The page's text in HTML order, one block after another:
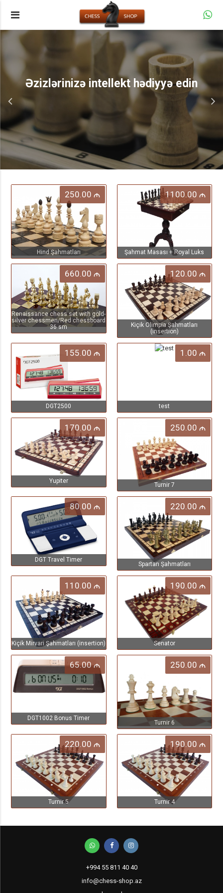
Əzizlərinizə intellekt hədiyyə edin
Hind Şahmatları
250.00 M
Şahmat Masası + Royal Luks
1100.00 M
Renaissance chess set with gold-
silver chessmen/Red chessboard
36 sm
660.00 M
Kiçik Olimpia Şahmatları
(insertion)
120.00 M
DGT2500
155.00 M
test
1.00 M
Yupiter
170.00 M
Turnir 7
250.00 M
DGT Travel Timer
80.00 M
Spartan Şahmatları
220.00 M
Kiçik Mirvari Şahmatları (insertion)
110.00 M
Senator
190.00 M
DGT1002 Bonus Timer
65.00M
Turnir 6
250.00 M
Turnir 5
220.00 M
Turnir 4
190.00 M
+994 55 811 40 40
info@chess-shop.az